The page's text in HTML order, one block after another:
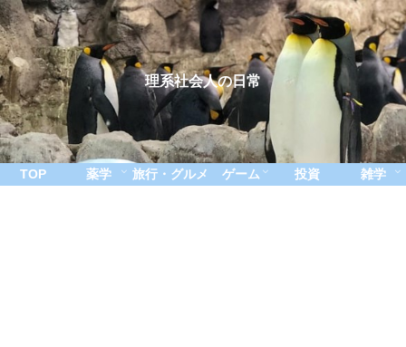
理系社会人の日常
TOP 薬学 旅行・グルメ ゲーム 投資 雑学